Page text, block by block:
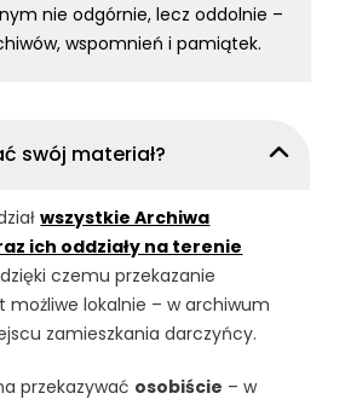
nie odgórnie, lecz oddolnie –
wspomnień i pamiątek.
swój materiał?
wszystkie Archiwa
ich oddziały na terenie
czemu przekazanie
możliwe lokalnie – w archiwum
zamieszkania darczyńcy.
przekazywać osobiście – w